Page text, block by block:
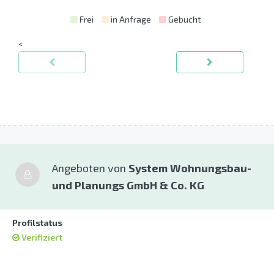
Frei in Anfrage Gebucht
<
Angeboten von System Wohnungsbau-
und Planungs GmbH & Co. KG
Profilstatus
Verifiziert